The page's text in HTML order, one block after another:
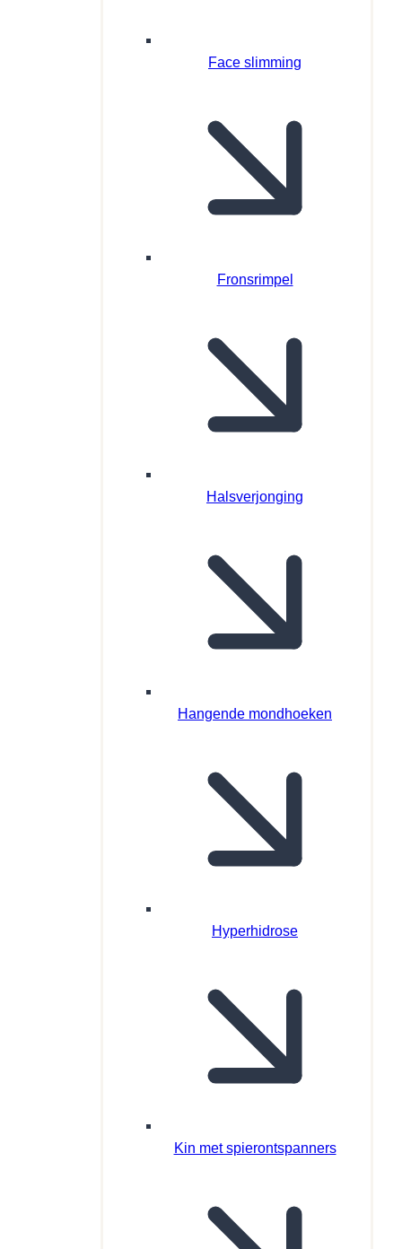
Face slimming
Fronsrimpel
Halsverjonging
Hangende mondhoeken
Hyperhidrose
Kin met spierontspanners